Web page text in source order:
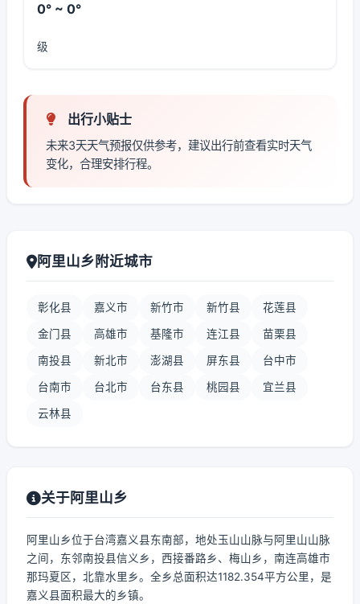
0° ~ 0°
级
出行小贴士
未来3天天气预报仅供参考，建议出行前查看实时天气
变化，合理安排行程。
阿里山乡附近城市
彰化县 嘉义市 新竹市 新竹县 花莲县
金门县 高雄市 基隆市 连江县 苗栗县
南投县 新北市 澎湖县 屏东县 台中市
台南市 台北市 台东县 桃园县 宜兰县
云林县
关于阿里山乡
阿里山乡位于台湾嘉义县东南部，地处玉山山脉与阿里山山脉
之间，东邻南投县信义乡，西接番路乡、梅山乡，南连高雄市
那玛夏区，北靠水里乡。全乡总面积达1182.354平方公里，是
嘉义县面积最大的乡镇。